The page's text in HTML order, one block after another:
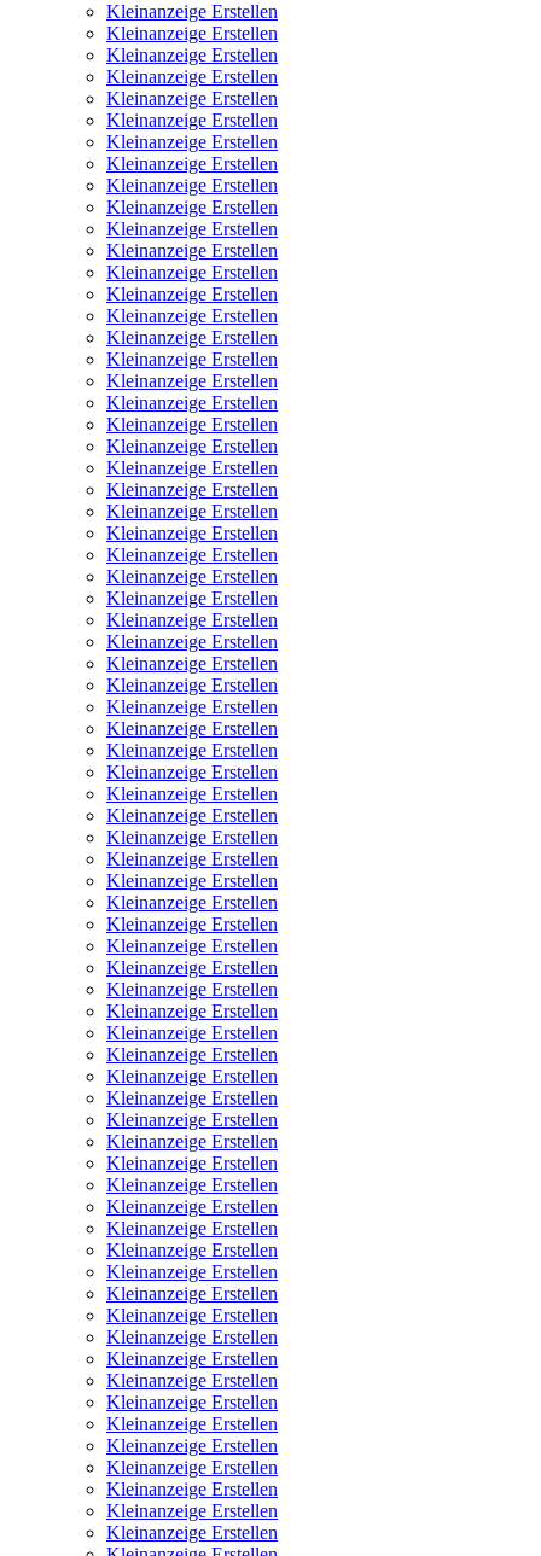
Kleinanzeige Erstellen
Kleinanzeige Erstellen
Kleinanzeige Erstellen
Kleinanzeige Erstellen
Kleinanzeige Erstellen
Kleinanzeige Erstellen
Kleinanzeige Erstellen
Kleinanzeige Erstellen
Kleinanzeige Erstellen
Kleinanzeige Erstellen
Kleinanzeige Erstellen
Kleinanzeige Erstellen
Kleinanzeige Erstellen
Kleinanzeige Erstellen
Kleinanzeige Erstellen
Kleinanzeige Erstellen
Kleinanzeige Erstellen
Kleinanzeige Erstellen
Kleinanzeige Erstellen
Kleinanzeige Erstellen
Kleinanzeige Erstellen
Kleinanzeige Erstellen
Kleinanzeige Erstellen
Kleinanzeige Erstellen
Kleinanzeige Erstellen
Kleinanzeige Erstellen
Kleinanzeige Erstellen
Kleinanzeige Erstellen
Kleinanzeige Erstellen
Kleinanzeige Erstellen
Kleinanzeige Erstellen
Kleinanzeige Erstellen
Kleinanzeige Erstellen
Kleinanzeige Erstellen
Kleinanzeige Erstellen
Kleinanzeige Erstellen
Kleinanzeige Erstellen
Kleinanzeige Erstellen
Kleinanzeige Erstellen
Kleinanzeige Erstellen
Kleinanzeige Erstellen
Kleinanzeige Erstellen
Kleinanzeige Erstellen
Kleinanzeige Erstellen
Kleinanzeige Erstellen
Kleinanzeige Erstellen
Kleinanzeige Erstellen
Kleinanzeige Erstellen
Kleinanzeige Erstellen
Kleinanzeige Erstellen
Kleinanzeige Erstellen
Kleinanzeige Erstellen
Kleinanzeige Erstellen
Kleinanzeige Erstellen
Kleinanzeige Erstellen
Kleinanzeige Erstellen
Kleinanzeige Erstellen
Kleinanzeige Erstellen
Kleinanzeige Erstellen
Kleinanzeige Erstellen
Kleinanzeige Erstellen
Kleinanzeige Erstellen
Kleinanzeige Erstellen
Kleinanzeige Erstellen
Kleinanzeige Erstellen
Kleinanzeige Erstellen
Kleinanzeige Erstellen
Kleinanzeige Erstellen
Kleinanzeige Erstellen
Kleinanzeige Erstellen
Kleinanzeige Erstellen